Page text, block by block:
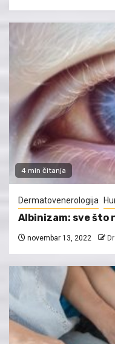
4 min čitanja
Dermatovenerologija
Albinizam: sve što
novembar 13, 2022